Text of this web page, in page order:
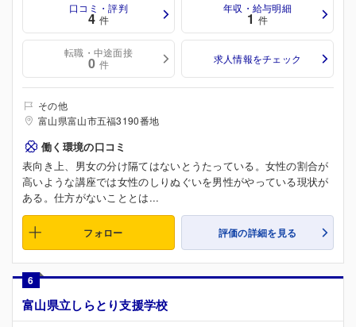
口コミ・評判
4 件
年収・給与明細
1 件
転職・中途面接
0 件 求人情報をチェック
その他
富山県富山市五福3190番地
働く環境の口コミ
表向き上、男女の分け隔てはないとうたっている。女性の割合が
高いような講座では女性のしりぬぐいを男性がやっている現状が
ある。仕方がないこととは...
フォロー 評価の詳細を見る
6
富山県立しらとり支援学校